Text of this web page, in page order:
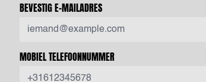
BEVESTIG E-MAILADRES
MOBIEL TELEFOONNUMMER